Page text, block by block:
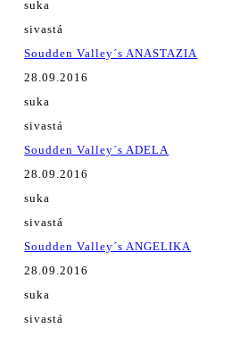
suka
sivastá
Soudden Valley´s ANASTAZIA
28.09.2016
suka
sivastá
Soudden Valley´s ADELA
28.09.2016
suka
sivastá
Soudden Valley´s ANGELIKA
28.09.2016
suka
sivastá